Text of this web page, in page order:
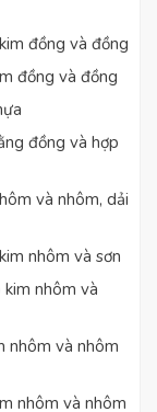
đồng và đồng
đồng và đồng
đồng và hợp
và nhôm, dải
nhôm và sơn
nhôm và
nhôm và nhôm
nhôm và nhôm